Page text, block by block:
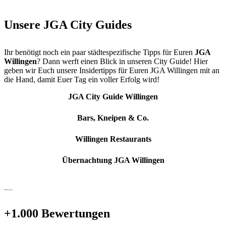
Unsere JGA City Guides
Ihr benötigt noch ein paar städtespezifische Tipps für Euren JGA
Willingen? Dann werft einen Blick in unseren City Guide! Hier
geben wir Euch unsere Insidertipps für Euren JGA Willingen mit an
die Hand, damit Euer Tag ein voller Erfolg wird!
JGA City Guide Willingen
Bars, Kneipen & Co.
Willingen Restaurants
Übernachtung JGA Willingen
Bewertungen
+1.000 Bewertungen